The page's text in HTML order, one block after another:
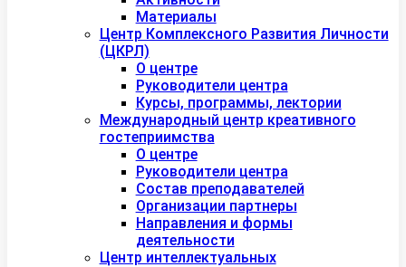
Материалы
Центр Комплексного Развития Личности
(ЦКРЛ)
О центре
Руководители центра
Курсы, программы, лектории
Международный центр креативного
гостеприимства
О центре
Руководители центра
Состав преподавателей
Организации партнеры
Направления и формы
деятельности
Центр интеллектуальных